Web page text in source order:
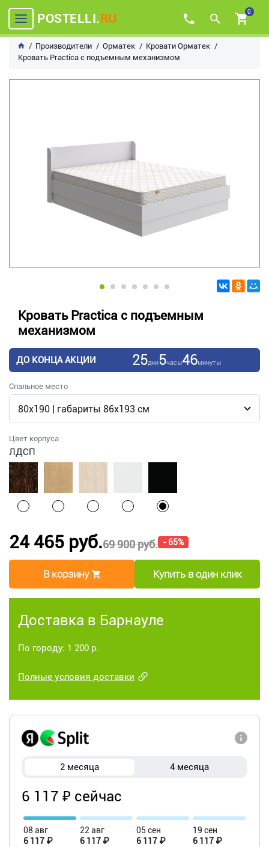
POSTELLI.RU 0
Производители Орматек
Кровати Орматек
Кровать Practica с подъемным механизмом
Кровать Practica с подъемным
механизмом
ДО КОНЦА АКЦИИ 25дни5часы46минуты
Спальное место
Цвет корпуса
ЛДСП
69 900 руб. - 65%
24 465 руб.
В корзину Купить в один клик
Доставка в Барнауле
По городу: 1 200 р.
Полные условия доставки
2 месяца 4 месяца
6 117 ₽ сейчас
08 авг
6 117 ₽
22 авг
6 117 ₽
05 сен
6 117 ₽
19 сен
6 117 ₽